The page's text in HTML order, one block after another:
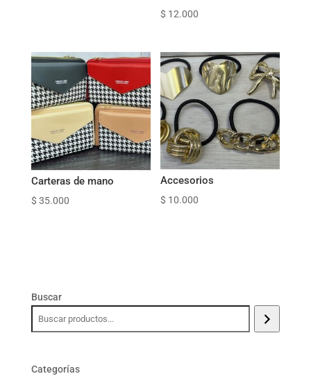
$ 12.000
Carteras de mano
$ 35.000
Accesorios
$ 10.000
Buscar
Categorías